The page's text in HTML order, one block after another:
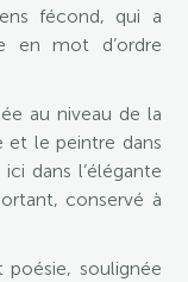
fécond, qui a
en mot d’ordre
au niveau de la
et le peintre dans
dans l’élégante
conservé à
soulignée